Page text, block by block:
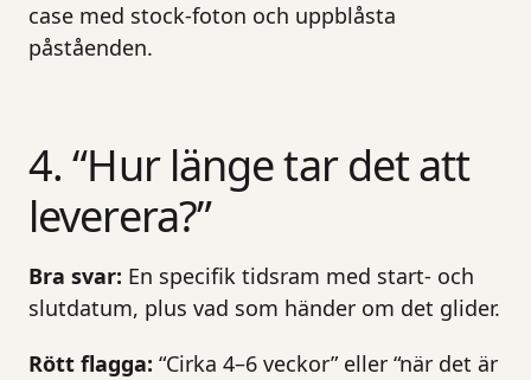
case med stock-foton och uppblåsta
påståenden.
4. “Hur länge tar det att
leverera?”
Bra svar: En specifik tidsram med start- och
slutdatum, plus vad som händer om det glider.
Rött flagga: “Cirka 4–6 veckor” eller “när det är